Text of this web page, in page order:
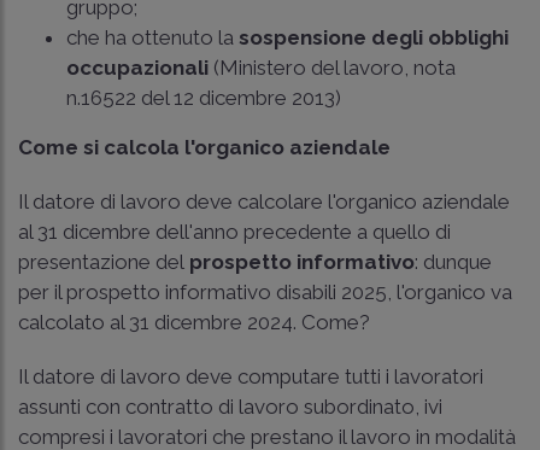
gruppo;
che ha ottenuto la sospensione degli obblighi
occupazionali (Ministero del lavoro, nota
n.16522 del 12 dicembre 2013)
Come si calcola l'organico aziendale
Il datore di lavoro deve calcolare l'organico aziendale
al 31 dicembre dell'anno precedente a quello di
presentazione del prospetto informativo: dunque
per il prospetto informativo disabili 2025, l'organico va
calcolato al 31 dicembre 2024. Come?
Il datore di lavoro deve computare tutti i lavoratori
assunti con contratto di lavoro subordinato, ivi
compresi i lavoratori che prestano il lavoro in modalità